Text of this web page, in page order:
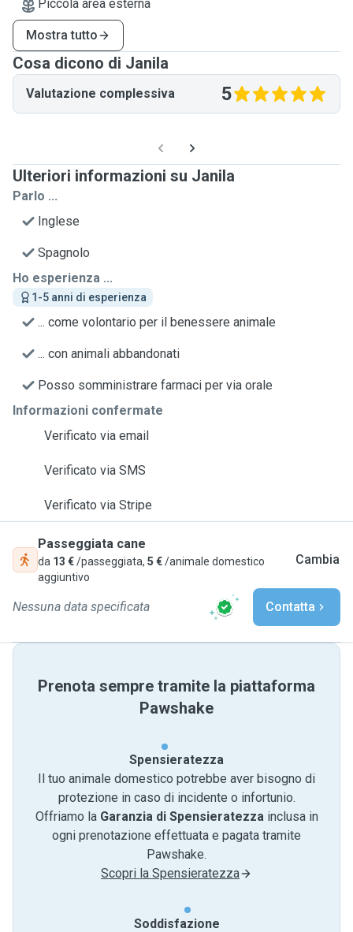
Piccola area esterna
Mostra tutto
Cosa dicono di Janila
Valutazione complessiva 5
Ulteriori informazioni su Janila
Parlo ...
Inglese
Spagnolo
Ho esperienza ...
1-5 anni di esperienza
... come volontario per il benessere animale
... con animali abbandonati
Posso somministrare farmaci per via orale
Informazioni confermate
Verificato via email
Verificato via SMS
Verificato via Stripe
Passeggiata cane
da 13 €/passeggiata, 5 €/animale domestico
aggiuntivo
Cambia
Nessuna data specificata Contatta
Prenota sempre tramite la piattaforma
Pawshake
Spensieratezza
Il tuo animale domestico potrebbe aver bisogno di
protezione in caso di incidente o infortunio.
Offriamo la Garanzia di Spensieratezzainclusa in
ogni prenotazione effettuata e pagata tramite
Pawshake.
Scopri la Spensieratezza
Soddisfazione